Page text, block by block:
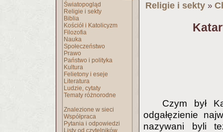
Światopogląd
Religie i sekty
Biblia
Kościół i Katolicyzm
Filozofia
Nauka
Społeczeństwo
Prawo
Państwo i polityka
Kultura
Felietony i eseje
Literatura
Ludzie, cytaty
Tematy różnorodne
Znalezione w sieci
Współpraca
Pytania i odpowiedzi
Listy od czytelników
Religie i sekty »
Czym był
odgałęzienie
nazywani byli